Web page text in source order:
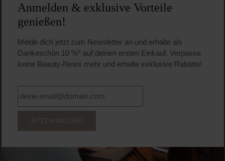
Anmelden & exklusive Vorteile
genießen!
Melde dich jetzt zum Newsletter an und erhalte als
Dankeschön 10 %* auf deinen ersten Einkauf. Verpasse
keine Beauty-News mehr und erhalte exklusive Rabatte!
JETZT ANMELDEN